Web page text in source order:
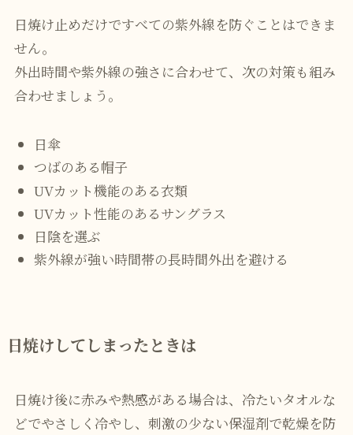
日焼け止めだけですべての紫外線を防ぐことはできま
せん。
外出時間や紫外線の強さに合わせて、次の対策も組み
合わせましょう。
日傘
つばのある帽子
UVカット機能のある衣類
UVカット性能のあるサングラス
日陰を選ぶ
紫外線が強い時間帯の長時間外出を避ける
日焼けしてしまったときは
日焼け後に赤みや熱感がある場合は、冷たいタオルな
どでやさしく冷やし、刺激の少ない保湿剤で乾燥を防